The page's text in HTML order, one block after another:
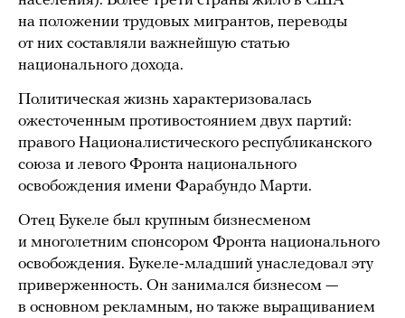
на положении трудовых мигрантов, переводы
от них составляли важнейшую статью
национального дохода.
Политическая жизнь характеризовалась
ожесточенным противостоянием двух партий:
правого Националистического республиканского
союза и левого Фронта национального
освобождения имени Фарабундо Марти.
Отец Букеле был крупным бизнесменом
и многолетним спонсором Фронта национального
освобождения. Букеле-младший унаследовал эту
приверженность. Он занимался бизнесом —
в основном рекламным, но также выращиванием